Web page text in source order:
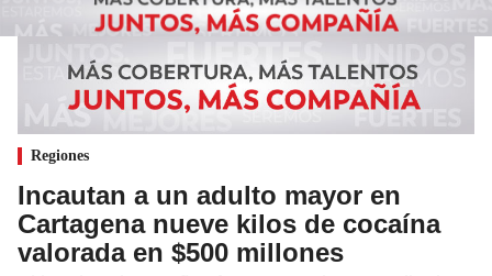
Regiones
Incautan a un adulto mayor en
Cartagena nueve kilos de cocaína
valorada en $500 millones